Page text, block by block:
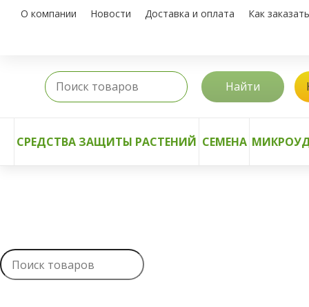
О компании Новости Доставка и оплата Как заказать
Найти
СРЕДСТВА ЗАЩИТЫ РАСТЕНИЙ СЕМЕНА